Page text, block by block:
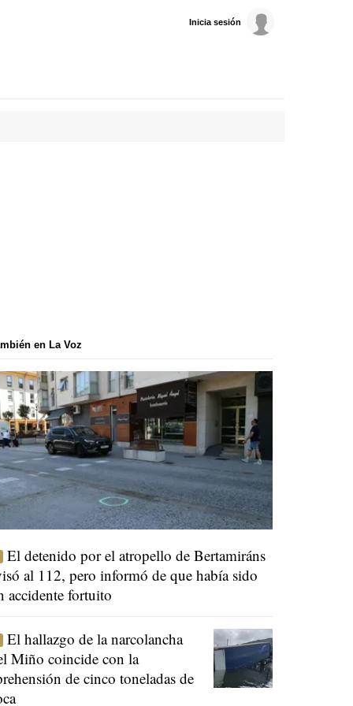
Inicia sesión
en La Voz
El detenido por el atropello de Bertamiráns
al 112, pero informó de que había sido
accidente fortuito
El hallazgo de la narcolancha
Miño coincide con la
de cinco toneladas de